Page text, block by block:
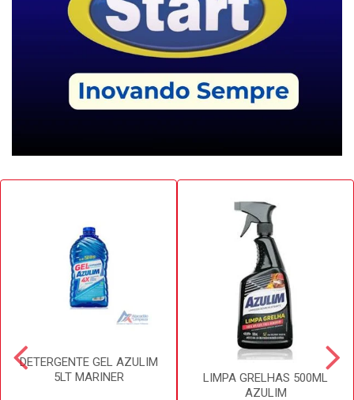
DETERGENTE GEL AZULIM
5LT MARINER
LIMPA GRELHAS 500ML
AZULIM